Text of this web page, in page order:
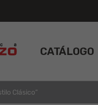
CATÁLOGO
Clásico”